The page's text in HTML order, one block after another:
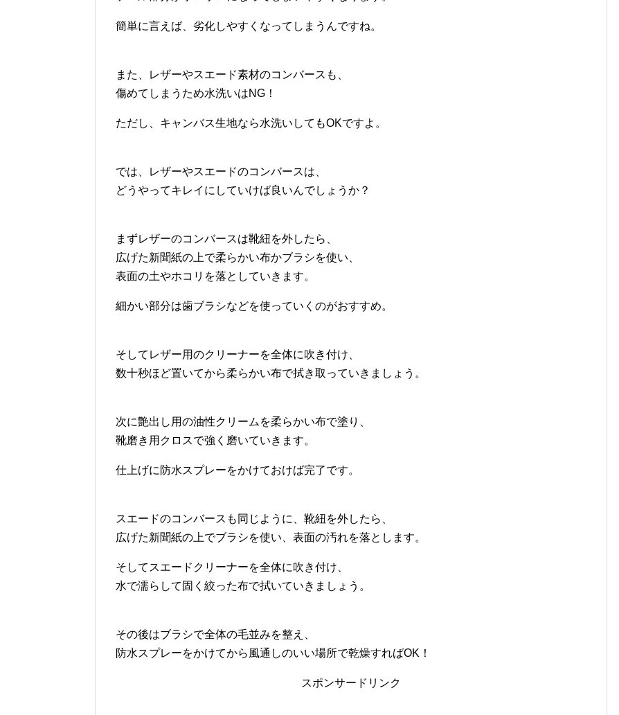
簡単に言えば、劣化しやすくなってしまうんですね。
また、レザーやスエード素材のコンバースも、
傷めてしまうため水洗いはNG！
ただし、キャンバス生地なら水洗いしてもOKですよ。
では、レザーやスエードのコンバースは、
どうやってキレイにしていけば良いんでしょうか？
まずレザーのコンバースは靴紐を外したら、
広げた新聞紙の上で柔らかい布かブラシを使い、
表面の土やホコリを落としていきます。
細かい部分は歯ブラシなどを使っていくのがおすすめ。
そしてレザー用のクリーナーを全体に吹き付け、
数十秒ほど置いてから柔らかい布で拭き取っていきましょう。
次に艶出し用の油性クリームを柔らかい布で塗り、
靴磨き用クロスで強く磨いていきます。
仕上げに防水スプレーをかけておけば完了です。
スエードのコンバースも同じように、靴紐を外したら、
広げた新聞紙の上でブラシを使い、表面の汚れを落とします。
そしてスエードクリーナーを全体に吹き付け、
水で濡らして固く絞った布で拭いていきましょう。
その後はブラシで全体の毛並みを整え、
防水スプレーをかけてから風通しのいい場所で乾燥すればOK！
スポンサードリンク